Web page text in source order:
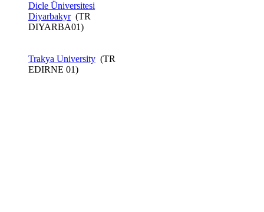
Dicle Üniversitesi
Diyarbakyr(TR
DIYARBA01)
Trakya University (TR
EDIRNE 01)